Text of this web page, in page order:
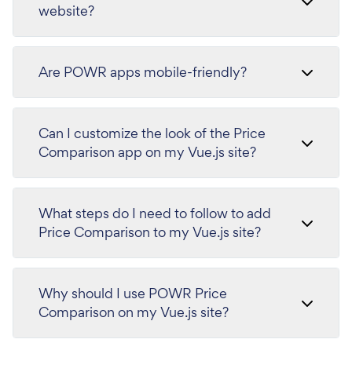
website?
Are POWR apps mobile-friendly?
Can I customize the look of the Price
Comparison app on my Vue.js site?
What steps do I need to follow to add
Price Comparison to my Vue.js site?
Why should I use POWR Price
Comparison on my Vue.js site?